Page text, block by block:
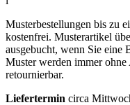
Musterbestellungen bis zu
kostenfrei. Musterartikel
ausgebucht, wenn Sie eine
Muster werden immer
retournierbar.
Liefertermin circa